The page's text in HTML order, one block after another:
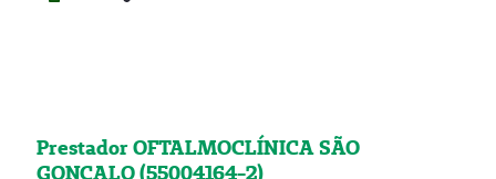
Prestador OFTALMOCLÍNICA SÃO
GONÇALO (55004164-2)